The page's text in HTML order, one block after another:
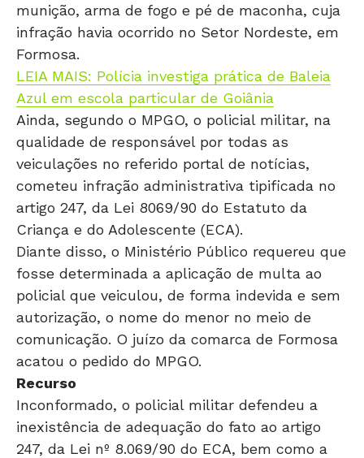
munição, arma de fogo e pé de maconha, cuja
infração havia ocorrido no Setor Nordeste, em
Formosa.
LEIA MAIS: Polícia investiga prática de Baleia
Azul em escola particular de Goiânia
Ainda, segundo o MPGO, o policial militar, na
qualidade de responsável por todas as
veiculações no referido portal de notícias,
cometeu infração administrativa tipificada no
artigo 247, da Lei 8069/90 do Estatuto da
Criança e do Adolescente (ECA).
Diante disso, o Ministério Público requereu que
fosse determinada a aplicação de multa ao
policial que veiculou, de forma indevida e sem
autorização, o nome do menor no meio de
comunicação. O juízo da comarca de Formosa
acatou o pedido do MPGO.
Recurso
Inconformado, o policial militar defendeu a
inexistência de adequação do fato ao artigo
247, da Lei nº 8.069/90 do ECA, bem como a